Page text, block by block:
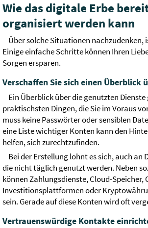
Wie das digitale Erbe
organisiert werden kann
Über solche Situationen nachzudenken,
Einige einfache Schritte können Ihren
Sorgen ersparen.
Verschaffen Sie sich einen Überblick
Ein Überblick über die genutzten Dienste
praktischsten Dingen, die Sie im Voraus
muss keine Passwörter oder sensiblen
eine Liste wichtiger Konten kann den
helfen, sich zurechtzufinden.
Bei der Erstellung lohnt es sich, auch an
die nicht täglich genutzt werden. Neben
können Zahlungsdienste, Cloud-Speicher,
Investitionsplattformen oder
sein. Gerade auf diese Konten wird oft
Vertrauenswürdige Kontakte